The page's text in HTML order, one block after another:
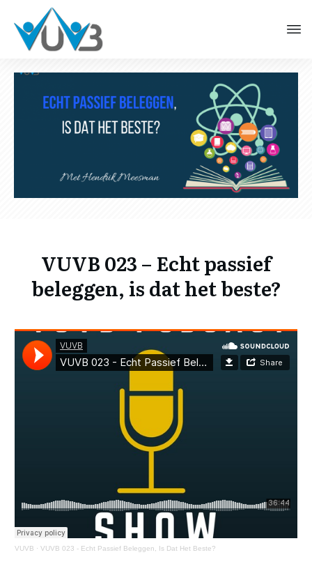
VUVB 023 – Echt passief
beleggen, is dat het beste?
VUVB · VUVB 023 - Echt Passief Beleggen, Is Dat Het Beste?